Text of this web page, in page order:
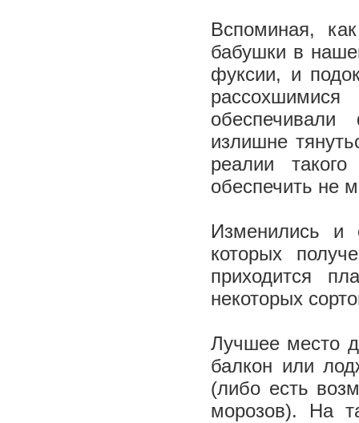
Вспоминая,
бабушки в
фуксии, и
излишне
реалии
обеспечить не
Изменились и
которых
приходится
некоторых
Лучшее место
балкон или
(либо есть
морозов). На